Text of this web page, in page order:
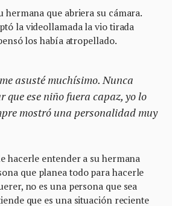
hermana que abriera su cámara.
la videollamada la vio tirada
los había atropellado.
asusté muchísimo. Nunca
que ese niño fuera capaz, yo lo
mostró una personalidad muy
hacerle entender a su hermana
que planea todo para hacerle
no es una persona que sea
que es una situación reciente